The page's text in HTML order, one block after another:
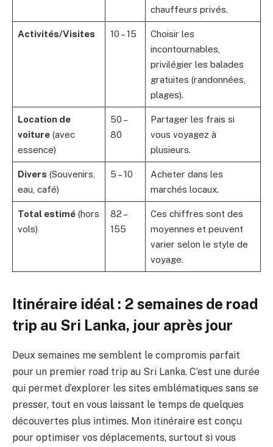
chauffeurs privés.
Activités/Visites 10 – 15
Choisir les
incontournables,
privilégier les balades
gratuites (randonnées,
plages).
Location de
voiture(avec
essence)
50 –
80
Partager les frais si
vous voyagez à
plusieurs.
Divers (Souvenirs,
eau, café)
5 – 10
Acheter dans les
marchés locaux.
Total estimé(hors
vols)
82 –
155
Ces chiffres sont des
moyennes et peuvent
varier selon le style de
voyage.
Itinéraire idéal : 2 semaines de road
trip au Sri Lanka, jour après jour
Deux semaines me semblent le compromis parfait
pour un premier road trip au Sri Lanka. C’est une durée
qui permet d’explorer les sites emblématiques sans se
presser, tout en vous laissant le temps de quelques
découvertes plus intimes. Mon itinéraire est conçu
pour optimiser vos déplacements, surtout si vous